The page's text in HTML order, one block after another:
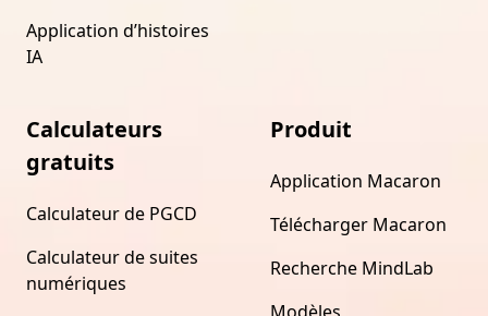
Application d’histoires
IA
Calculateurs
gratuits
Calculateur de PGCD
Calculateur de suites
numériques
Produit
Application Macaron
Télécharger Macaron
Recherche MindLab